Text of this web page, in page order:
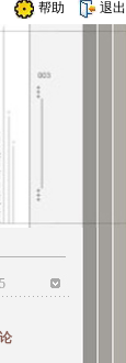
帮助 退出